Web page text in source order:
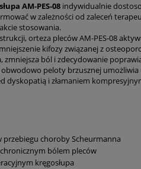
AM-PES-08 indywidualnie
w zależności od zaleceń
stosowania.
orteza pleców AM-PES-08
kifozy związanej z
zmniejsza ból i zdecydowanie
peloty brzusznej
dyskopatią i złamaniem
przebiegu choroby Scheurmanna
bólem pleców
kręgosłupa